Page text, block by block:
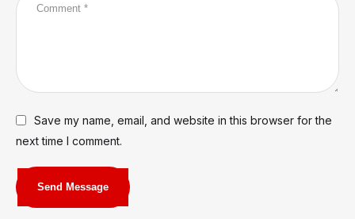
Save my name, email, and website in this browser for the
next time I comment.
Send Message